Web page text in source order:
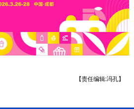
【责任编辑:冯孔】